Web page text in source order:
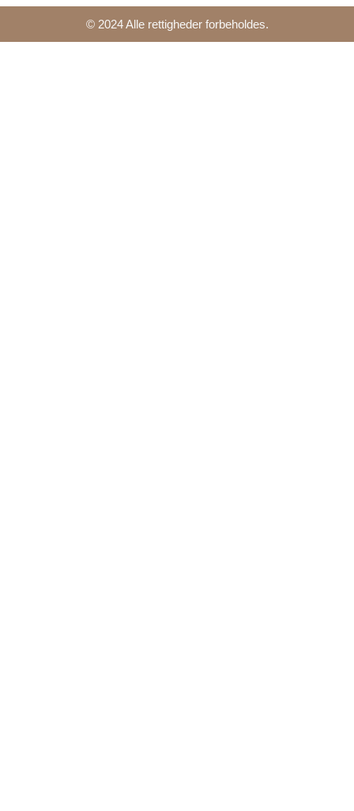
© 2024 Alle rettigheder forbeholdes.